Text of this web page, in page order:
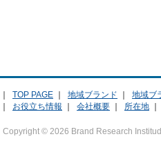
TOP PAGE 地域ブランド 地域ブ
お役立ち情報 会社概要 所在地
Copyright © 2026 Brand Research